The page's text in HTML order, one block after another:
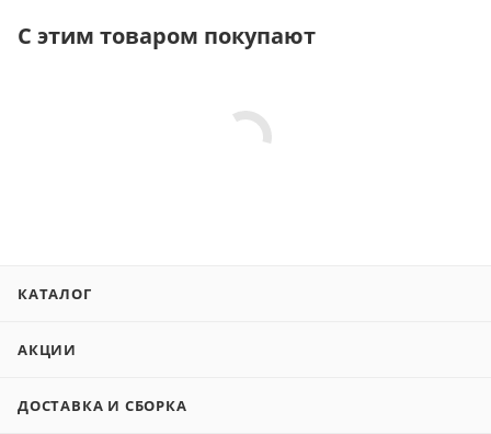
С этим товаром покупают
КАТАЛОГ
АКЦИИ
ДОСТАВКА И СБОРКА